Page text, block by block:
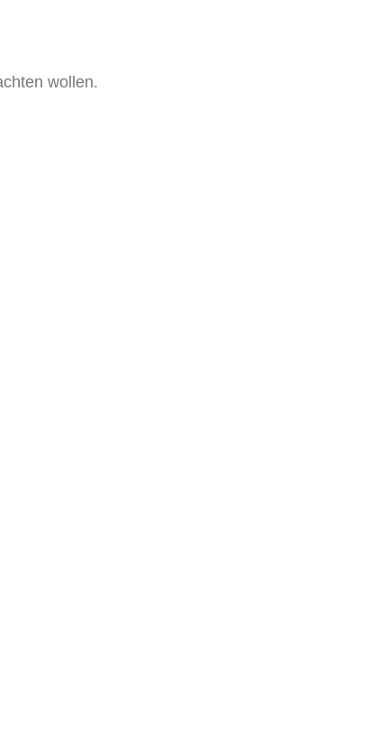
wollen.